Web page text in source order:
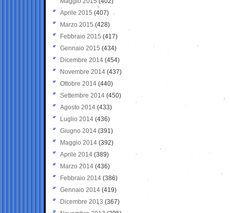
Aprile 2015 (407)
Marzo 2015 (428)
Febbraio 2015 (417)
Gennaio 2015 (434)
Dicembre 2014 (454)
Novembre 2014 (437)
Ottobre 2014 (440)
Settembre 2014 (450)
Agosto 2014 (433)
Luglio 2014 (436)
Giugno 2014 (391)
Maggio 2014 (392)
Aprile 2014 (389)
Marzo 2014 (436)
Febbraio 2014 (386)
Gennaio 2014 (419)
Dicembre 2013 (367)